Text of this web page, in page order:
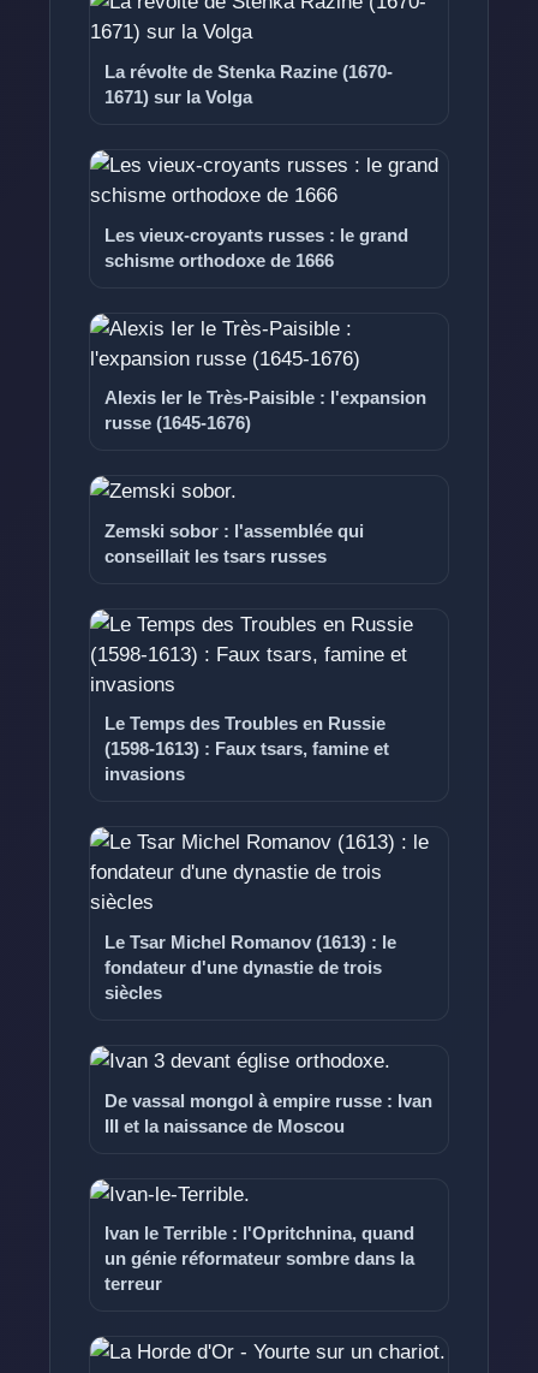
La révolte de Stenka Razine (1670-
1671) sur la Volga
Les vieux-croyants russes : le grand
schisme orthodoxe de 1666
Alexis Ier le Très-Paisible : l'expansion
russe (1645-1676)
Zemski sobor : l'assemblée qui
conseillait les tsars russes
Le Temps des Troubles en Russie
(1598-1613) : Faux tsars, famine et
invasions
Le Tsar Michel Romanov (1613) : le
fondateur d'une dynastie de trois
siècles
De vassal mongol à empire russe : Ivan
III et la naissance de Moscou
Ivan le Terrible : l'Opritchnina, quand
un génie réformateur sombre dans la
terreur